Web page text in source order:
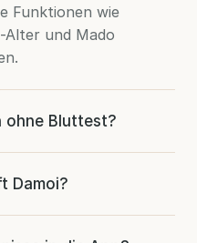
Funktionen wie
Alter und Mado
ohne Bluttest?
zeigt sie ab
Damoi?